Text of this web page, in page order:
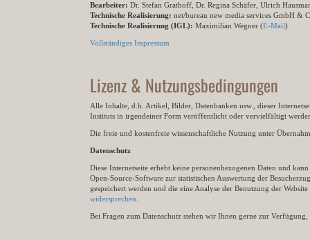
Bearbeiter: Dr. Stefan Grathoff, Dr. Regina Schäfer, Ulrich
Technische Realisierung: net/bureau new media services GmbH &
Technische Realisierung (IGL): Maximilian Wegner (E-Mail)
Vollständiges Impressum
Lizenz & Nutzungsbedingungen
Alle Inhalte, d.h. Artikel, Bilder, Datenbanken usw., dieser
Instituts in irgendeiner Form veröffentlicht oder vervielfältigt
Die freie und kostenfreie wissenschaftliche Nutzung unter
Datenschutz
Diese Internetseite erhebt keine personenbezogenen Daten und
Open-Source-Software zur statistischen Auswertung der
gespeichert werden und die eine Analyse der Benutzung der
widersprechen
Bei Fragen zum Datenschutz stehen wir Ihnen gerne zur